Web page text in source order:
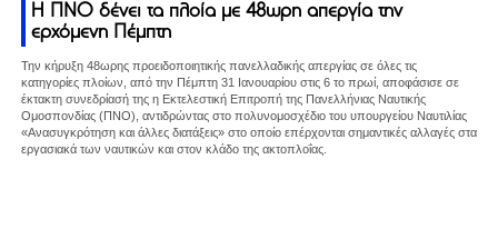
Η ΠΝΟ δένει τα πλοία με 48ωρη απεργία την
ερχόμενη Πέμπτη
Την κήρυξη 48ωρης προειδοποιητικής πανελλαδικής απεργίας σε όλες τις
κατηγορίες πλοίων, από την Πέμπτη 31 Ιανουαρίου στις 6 το πρωί, αποφάσισε σε
έκτακτη συνεδρίασή της η Εκτελεστική Επιτροπή της Πανελλήνιας Ναυτικής
Ομοσπονδίας (ΠΝΟ), αντιδρώντας στο πολυνομοσχέδιο του υπουργείου Ναυτιλίας
«Ανασυγκρότηση και άλλες διατάξεις» στο οποίο επέρχονται σημαντικές αλλαγές στα
εργασιακά των ναυτικών και στον κλάδο της ακτοπλοΐας.